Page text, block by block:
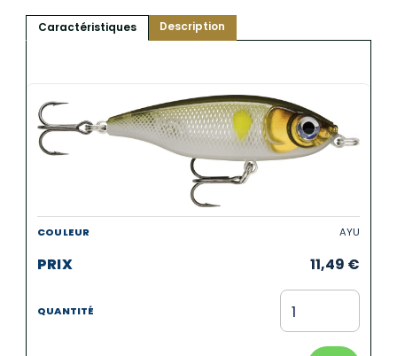
Caractéristiques Description
AYU
11,49 €